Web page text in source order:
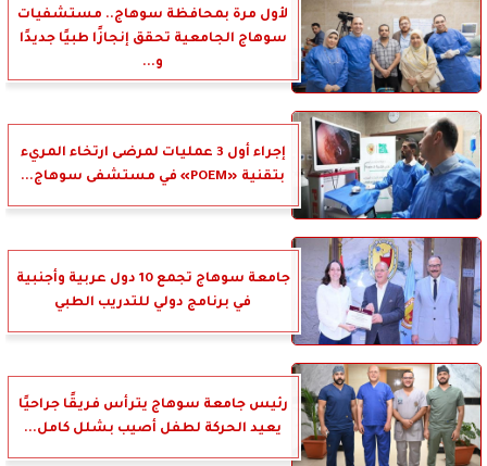
لأول مرة بمحافظة سوهاج.. مستشفيات
سوهاج الجامعية تحقق إنجازًا طبيًا جديدًا
و...
إجراء أول 3 عمليات لمرضى ارتخاء المريء
بتقنية «POEM» في مستشفى سوهاج...
جامعة سوهاج تجمع 10 دول عربية وأجنبية
في برنامج دولي للتدريب الطبي
رئيس جامعة سوهاج يترأس فريقًا جراحيًا
يعيد الحركة لطفل أصيب بشلل كامل...